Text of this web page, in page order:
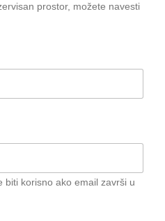
prostor, možete navesti
biti korisno ako email završi u